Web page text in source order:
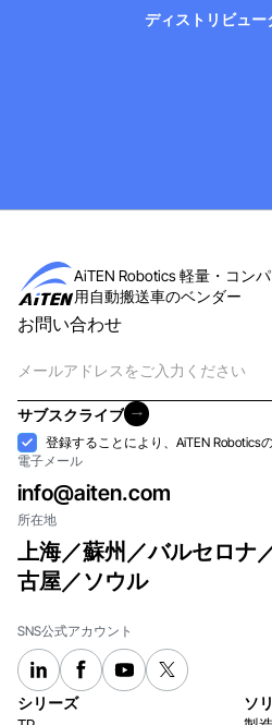
ディストリビュー
AiTEN Robotics 軽量・コン
用自動搬送車のベンダー
お問い合わせ
子
メ
ー
ル
サブスクライブ
サブスクライブ
受
け
入
れ
登録することにより、AiTEN Robotics
電子メール
info@aiten.com
所在地
上海／蘇州／バルセロナ
古屋／ソウル
SNS公式アカウント
シリーズ
ソ